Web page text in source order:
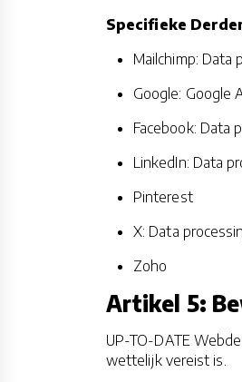
Specifieke
Mailchimp: Data
Google: Google
Facebook: Data
LinkedIn: Data
Pinterest
X: Data
Zoho
Artikel 5:
UP-TO-DATE
wettelijk vereist is.